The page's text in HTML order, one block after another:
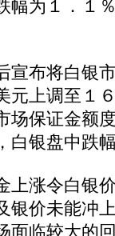
幅为１．１
布将白银
元上调至１
场保证金额
白银盘中跌
涨令白银
银价未能冲
面临较大的